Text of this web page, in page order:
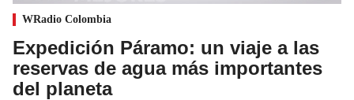
WRadio Colombia
Expedición Páramo: un viaje a las
reservas de agua más importantes
del planeta